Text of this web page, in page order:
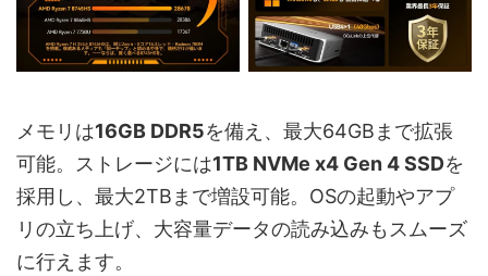
メモリは16GB DDR5を備え、最大64GBまで拡張
可能。ストレージには1TB NVMe x4 Gen 4 SSDを
採用し、最大2TBまで増設可能。OSの起動やアプ
リの立ち上げ、大容量データの読み込みもスムーズ
に行えます。